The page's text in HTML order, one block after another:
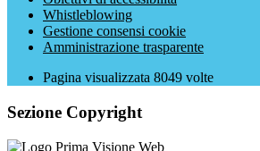
Whistleblowing
Gestione consensi cookie
Amministrazione trasparente
Pagina visualizzata 8049 volte
Sezione Copyright